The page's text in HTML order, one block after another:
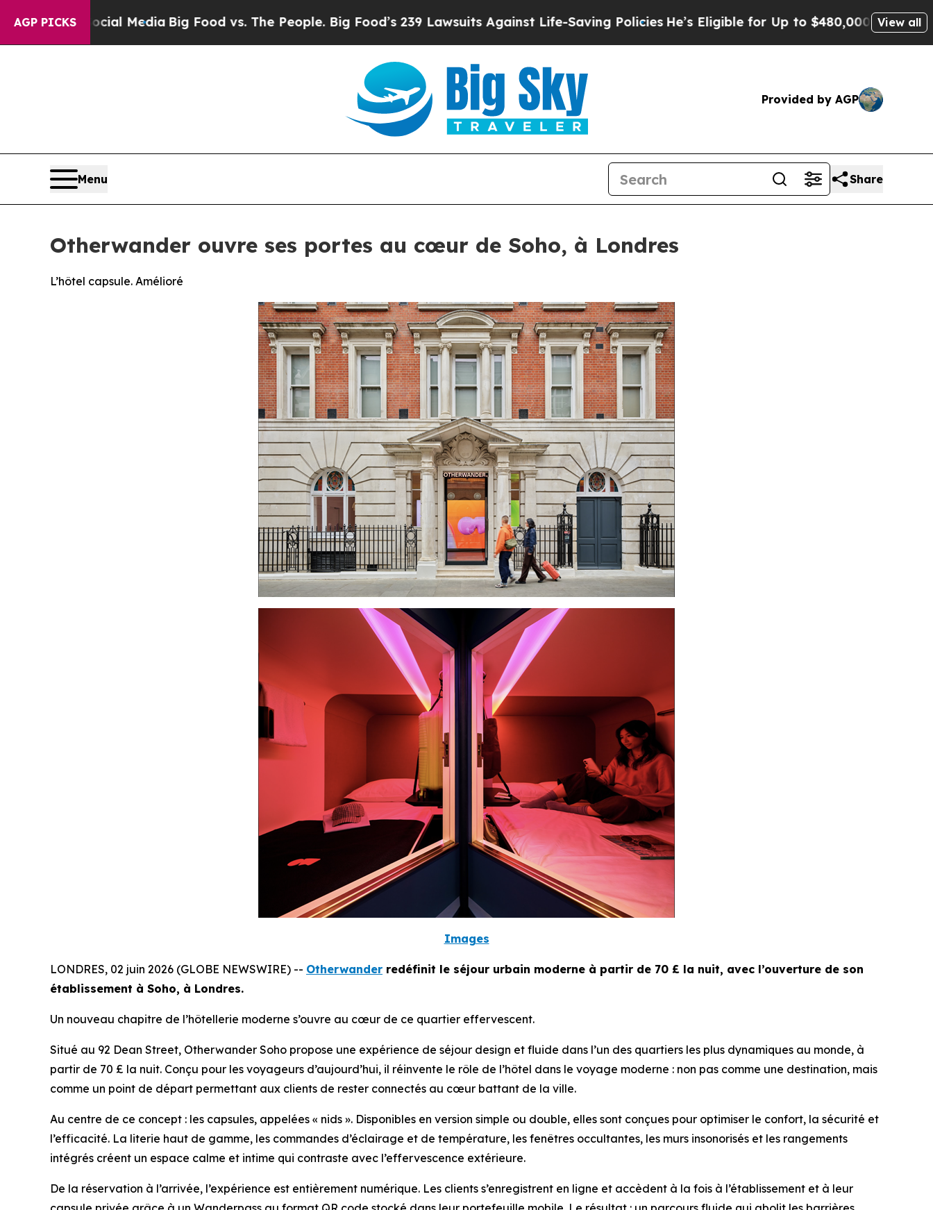
AGP PICKS
Media Big Food vs. The People. Big Food’s 239 Lawsuits Against Life-Saving PoliciesHe’s Eligible for Up to $480,000 After Being View all
Provided by AGP
Menu Share
Otherwander ouvre ses portes au cœur de Soho, à Londres
L’hôtel capsule. Amélioré
Images
LONDRES, 02 juin 2026 (GLOBE NEWSWIRE) -- Otherwander redéfinit le séjour urbain moderne à partir de 70 £ la nuit, avec l’ouverture de son
établissement à Soho, à Londres.
Un nouveau chapitre de l’hôtellerie moderne s’ouvre au cœur de ce quartier effervescent.
Situé au 92 Dean Street, Otherwander Soho propose une expérience de séjour design et fluide dans l’un des quartiers les plus dynamiques au monde, à
partir de 70 £ la nuit. Conçu pour les voyageurs d’aujourd’hui, il réinvente le rôle de l’hôtel dans le voyage moderne : non pas comme une destination, mais
comme un point de départ permettant aux clients de rester connectés au cœur battant de la ville.
Au centre de ce concept : les capsules, appelées « nids ». Disponibles en version simple ou double, elles sont conçues pour optimiser le confort, la sécurité et
l’efficacité. La literie haut de gamme, les commandes d’éclairage et de température, les fenêtres occultantes, les murs insonorisés et les rangements
intégrés créent un espace calme et intime qui contraste avec l’effervescence extérieure.
De la réservation à l’arrivée, l’expérience est entièrement numérique. Les clients s’enregistrent en ligne et accèdent à la fois à l’établissement et à leur